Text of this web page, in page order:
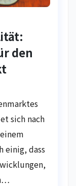
den
sich nach
einig, dass